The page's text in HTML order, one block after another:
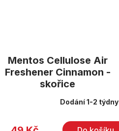
Mentos Cellulose Air
Freshener Cinnamon -
skořice
Dodání 1-2 týdny